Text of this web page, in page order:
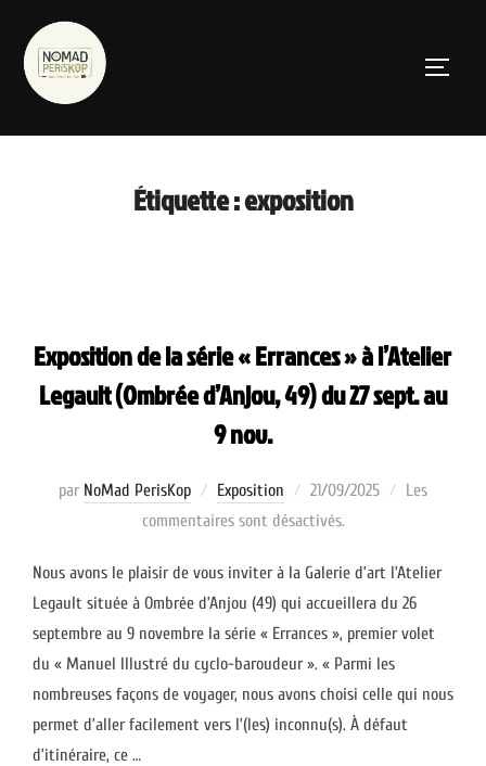
contenu
Étiquette :exposition
Exposition de la série « Errances » à l’Atelier
Legault (Ombrée d’Anjou, 49) du 27 sept. au
9 nov.
par NoMad PerisKop Exposition
Publié
le
21/09/2025
Les
commentaires sont désactivés.
Nous avons le plaisir de vous inviter à la Galerie d’art l’Atelier
Legault située à Ombrée d’Anjou (49) qui accueillera du 26
septembre au 9 novembre la série « Errances », premier volet
du « Manuel Illustré du cyclo-baroudeur ». « Parmi les
nombreuses façons de voyager, nous avons choisi celle qui nous
permet d’aller facilement vers l’(les) inconnu(s). À défaut
d’itinéraire, ce …